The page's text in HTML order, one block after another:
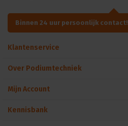
Binnen 24 uur persoonlijk contact!
Klantenservice
Over Podiumtechniek
Mijn Account
Kennisbank